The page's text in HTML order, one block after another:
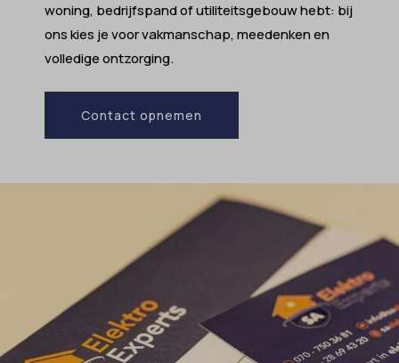
woning, bedrijfspand of utiliteitsgebouw hebt: bij
ons kies je voor vakmanschap, meedenken en
volledige ontzorging.​
Contact opnemen